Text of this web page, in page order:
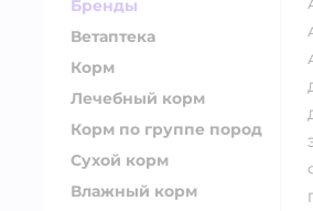
Бренды
Ветаптека
Корм
Лечебный корм
Корм по группе пород
Сухой корм
Влажный корм